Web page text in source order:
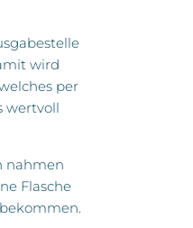
wird
per
wertvoll
nahmen
Flasche